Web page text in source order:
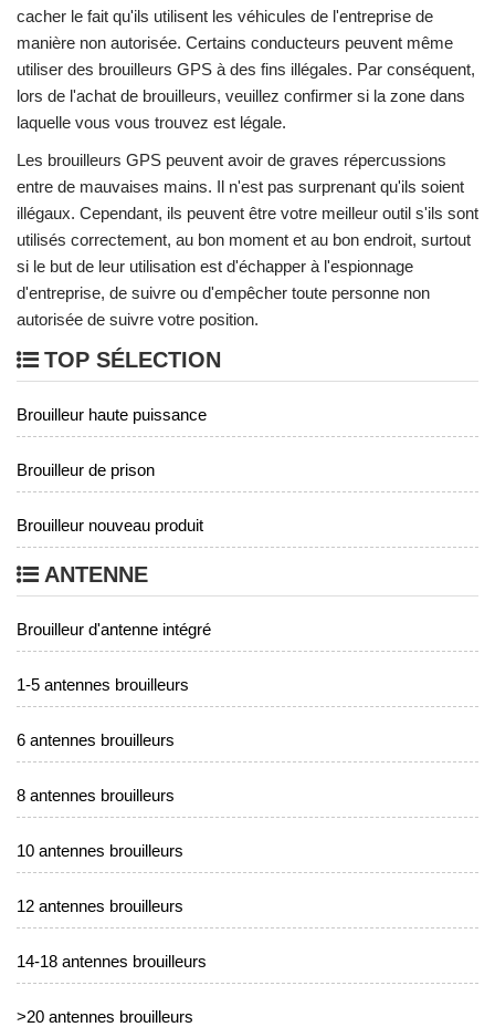
cacher le fait qu'ils utilisent les véhicules de l'entreprise de
manière non autorisée. Certains conducteurs peuvent même
utiliser des brouilleurs GPS à des fins illégales. Par conséquent,
lors de l'achat de brouilleurs, veuillez confirmer si la zone dans
laquelle vous vous trouvez est légale.
Les brouilleurs GPS peuvent avoir de graves répercussions
entre de mauvaises mains. Il n'est pas surprenant qu'ils soient
illégaux. Cependant, ils peuvent être votre meilleur outil s'ils sont
utilisés correctement, au bon moment et au bon endroit, surtout
si le but de leur utilisation est d'échapper à l'espionnage
d'entreprise, de suivre ou d'empêcher toute personne non
autorisée de suivre votre position.
TOP SÉLECTION
Brouilleur haute puissance
Brouilleur de prison
Brouilleur nouveau produit
ANTENNE
Brouilleur d'antenne intégré
1-5 antennes brouilleurs
6 antennes brouilleurs
8 antennes brouilleurs
10 antennes brouilleurs
12 antennes brouilleurs
14-18 antennes brouilleurs
>20 antennes brouilleurs